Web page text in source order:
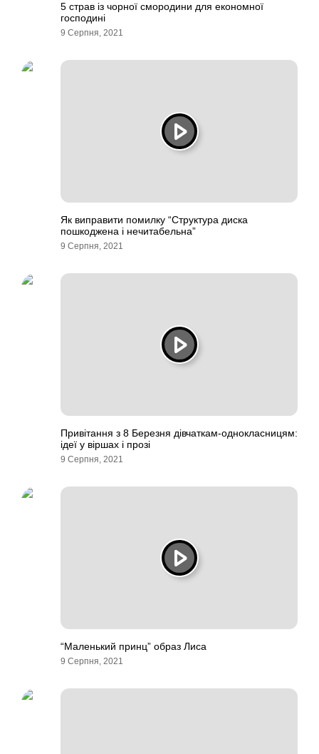
5 страв із чорної смородини для економної
господині
9 Серпня, 2021
Як виправити помилку “Структура диска
пошкоджена і нечитабельна”
9 Серпня, 2021
Привітання з 8 Березня дівчаткам-однокласницям:
ідеї у віршах і прозі
9 Серпня, 2021
“Маленький принц” образ Лиса
9 Серпня, 2021